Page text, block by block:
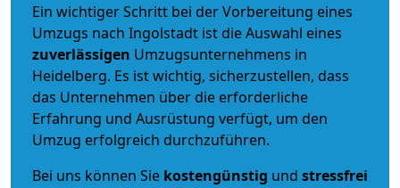
Ein wichtiger Schritt bei der Vorbereitung eines
Umzugs nach Ingolstadt ist die Auswahl eines
zuverlässigen Umzugsunternehmens in
Heidelberg. Es ist wichtig, sicherzustellen, dass
das Unternehmen über die erforderliche
Erfahrung und Ausrüstung verfügt, um den
Umzug erfolgreich durchzuführen.
Bei uns können Sie kostengünstig und stressfrei